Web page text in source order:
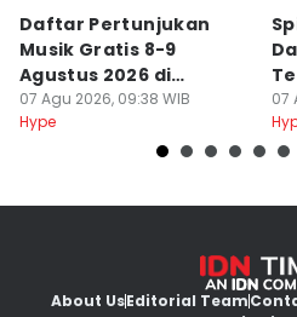
Daftar Pertunjukan
Musik Gratis 8-9
Agustus 2026 di
Jakarta, Ada Afgan
07 Agu 2026, 09:38 WIB
Hype
07
About UsEditorial Team